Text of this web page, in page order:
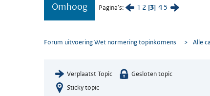
Omhoog Pagina's 1 2 3 4 5
Forum uitvoering Wet normering topinkomens > Alle
Verplaatst Topic
Gesloten topic
Sticky topic